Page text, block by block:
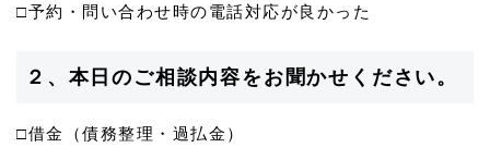
□予約・問い合わせ時の電話対応が良かった
２、本日のご相談内容をお聞かせください。
□借金（債務整理・過払金）